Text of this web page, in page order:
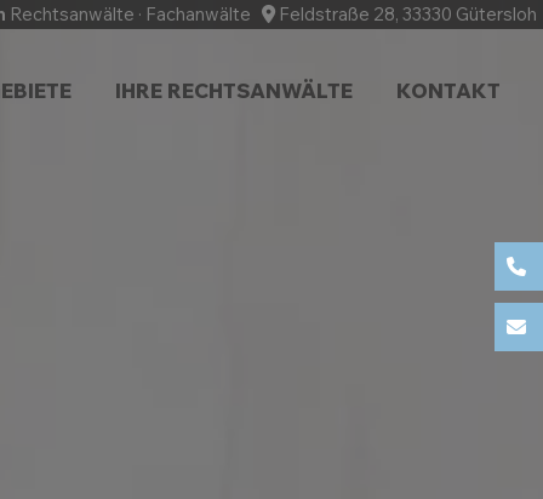
Rechtsanwälte · Fachanwälte Feldstraße 28, 33330 Gütersloh
IHRE RECHTSANWÄLTE KONTAKT